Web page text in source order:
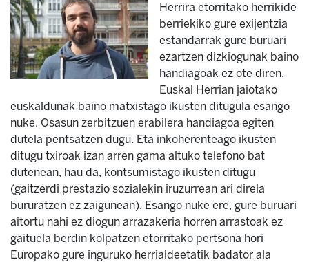
Herrira etorritako herrikide
berriekiko gure exijentzia
estandarrak gure buruari
ezartzen dizkiogunak baino
handiagoak ez ote diren.
Euskal Herrian jaiotako
euskaldunak baino matxistago ikusten ditugula esango
nuke. Osasun zerbitzuen erabilera handiagoa egiten
dutela pentsatzen dugu. Eta inkoherenteago ikusten
ditugu txiroak izan arren gama altuko telefono bat
dutenean, hau da, kontsumistago ikusten ditugu
(gaitzerdi prestazio sozialekin iruzurrean ari direla
bururatzen ez zaigunean). Esango nuke ere, gure buruari
aitortu nahi ez diogun arrazakeria horren arrastoak ez
gaituela berdin kolpatzen etorritako pertsona hori
Europako gure inguruko herrialdeetatik badator ala